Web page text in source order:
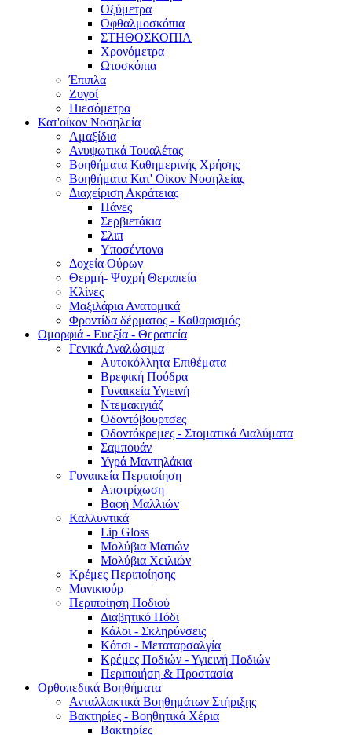
Οξύμετρα
Οφθαλμοσκόπια
ΣΤΗΘΟΣΚΟΠΙΑ
Χρονόμετρα
Ωτοσκόπια
Έπιπλα
Ζυγοί
Πιεσόμετρα
Κατ'οίκον Νοσηλεία
Αμαξίδια
Ανυψωτικά Τουαλέτας
Βοηθήματα Καθημερινής Χρήσης
Βοηθήματα Κατ' Οίκον Νοσηλείας
Διαχείριση Ακράτειας
Πάνες
Σερβιετάκια
Σλιπ
Υποσέντονα
Δοχεία Ούρων
Θερμή- Ψυχρή Θεραπεία
Κλίνες
Μαξιλάρια Ανατομικά
Φροντίδα δέρματος - Καθαρισμός
Ομορφιά - Ευεξία - Θεραπεία
Γενικά Αναλώσιμα
Αυτοκόλλητα Επιθέματα
Βρεφική Πούδρα
Γυναικεία Υγιεινή
Ντεμακιγιάζ
Οδοντόβουρτσες
Οδοντόκρεμες - Στοματικά Διαλύματα
Σαμπουάν
Υγρά Μαντηλάκια
Γυναικεία Περιποίηση
Αποτρίχωση
Βαφή Μαλλιών
Καλλυντικά
Lip Gloss
Μολύβια Ματιών
Μολύβια Χειλιών
Κρέμες Περιποίησης
Μανικιούρ
Περιποίηση Ποδιού
Διαβητικό Πόδι
Κάλοι - Σκληρύνσεις
Κότσι - Μεταταρσαλγία
Κρέμες Ποδιών - Υγιεινή Ποδιών
Περιποιήση & Προστασία
Ορθοπεδικά Βοηθήματα
Ανταλλακτικά Βοηθημάτων Στήριξης
Βακτηρίες - Βοηθητικά Χέρια
Βακτηρίες